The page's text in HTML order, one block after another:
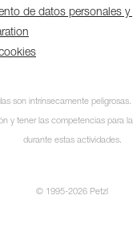
de datos personales
son intrínsecamente
y tener las competencias para
durante estas actividades.
© 1995-2026 Petzl